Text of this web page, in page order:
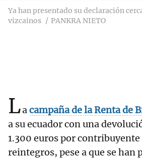
Ya han presentado su declaración
vizcainos
PANKRA NIETO
Lacampaña de la Renta de
a su ecuador con una
1.300 euros por contribuyente
reintegros, pese a que se han